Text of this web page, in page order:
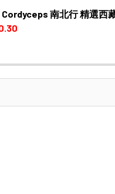
QUANTITY OF
Cordyceps 南北行 精選西
QUANTITY OF NPH
INCREASE QUANTITY